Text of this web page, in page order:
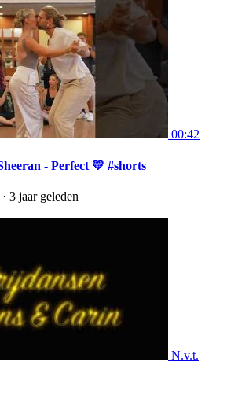
00:42
- Perfect 💛 #shorts
· 3 jaar geleden
N.v.t.